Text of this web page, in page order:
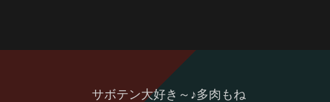
サボテン大好き～♪多肉もね